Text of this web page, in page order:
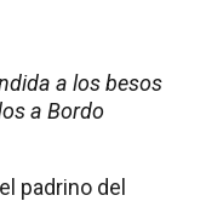
a los besos
a Bordo
padrino del